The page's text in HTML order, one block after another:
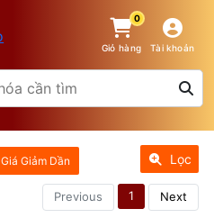
0
Giỏ hàng Tài khoản
Giá Giảm Dần Lọc
Previous 1 Next